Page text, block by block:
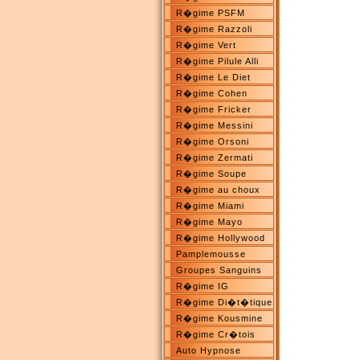
R�gime PSFM
R�gime Razzoli
R�gime Vert
R�gime Pilule Alli
R�gime Le Diet
R�gime Cohen
R�gime Fricker
R�gime Messini
R�gime Orsoni
R�gime Zermati
R�gime Soupe
R�gime au choux
R�gime Miami
R�gime Mayo
R�gime Hollywood
Pamplemousse
Groupes Sanguins
R�gime IG
R�gime Di�t�tique
R�gime Kousmine
R�gime Cr�tois
Auto Hypnose